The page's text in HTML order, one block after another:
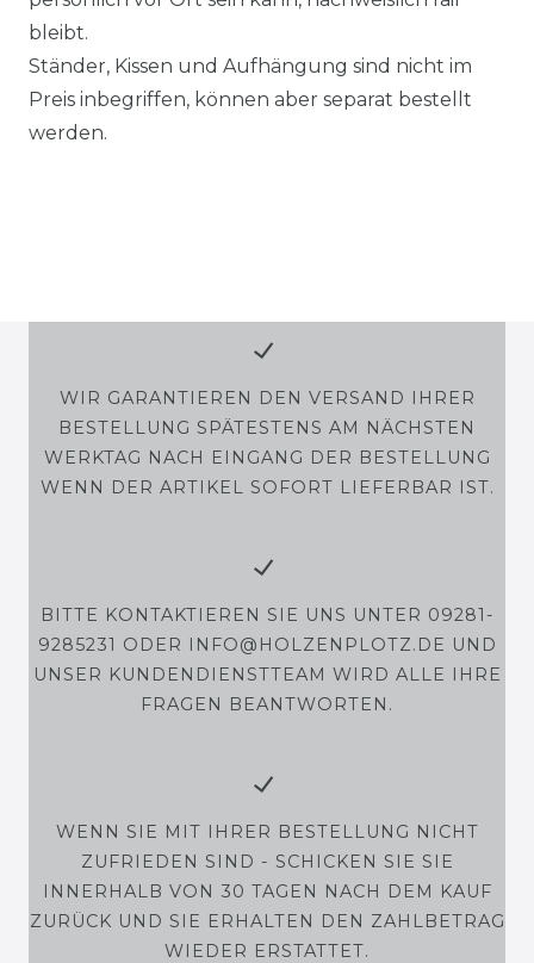
bleibt.
Ständer, Kissen und Aufhängung sind nicht im
Preis inbegriffen, können aber separat bestellt
werden.
WIR GARANTIEREN DEN VERSAND IHRER
BESTELLUNG SPÄTESTENS AM NÄCHSTEN
WERKTAG NACH EINGANG DER BESTELLUNG
WENN DER ARTIKEL SOFORT LIEFERBAR IST.
BITTE KONTAKTIEREN SIE UNS UNTER 09281-
9285231 ODER INFO@HOLZENPLOTZ.DE UND
UNSER KUNDENDIENSTTEAM WIRD ALLE IHRE
FRAGEN BEANTWORTEN.
WENN SIE MIT IHRER BESTELLUNG NICHT
ZUFRIEDEN SIND - SCHICKEN SIE SIE
INNERHALB VON 30 TAGEN NACH DEM KAUF
ZURÜCK UND SIE ERHALTEN DEN ZAHLBETRAG
WIEDER ERSTATTET.